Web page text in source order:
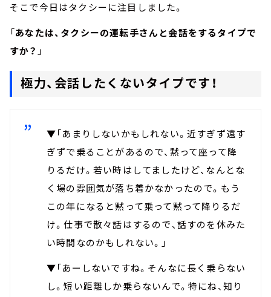
そこで今日はタクシーに注目しました。
「あなたは、タクシーの運転手さんと会話をするタイプで
すか？ 」
極力、会話したくないタイプです！
▼「あまりしないかもしれない。近すぎず遠す
ぎずで乗ることがあるので、黙って座って降
りるだけ。若い時はしてましたけど、なんとな
く場の雰囲気が落ち着かなかったので。もう
この年になると黙って乗って黙って降りるだ
け。仕事で散々話はするので、話すのを休みた
い時間なのかもしれない。」
▼「あーしないですね。そんなに長く乗らない
し。短い距離しか乗らないんで。特にね、知り